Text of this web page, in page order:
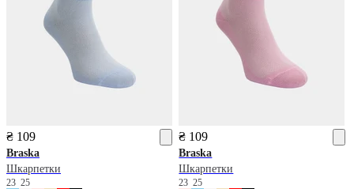
₴ 109
Braska
Шкарпетки
23 25
₴ 109
Braska
Шкарпетки
2325